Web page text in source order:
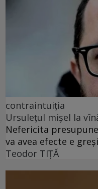
contraintuiția
Ursulețul mișel la
Nefericita
va avea efecte e
Teodor TIŢĂ